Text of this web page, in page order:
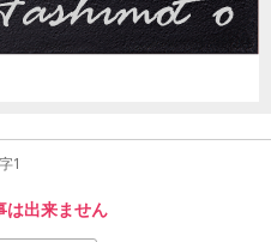
1
は出来ません